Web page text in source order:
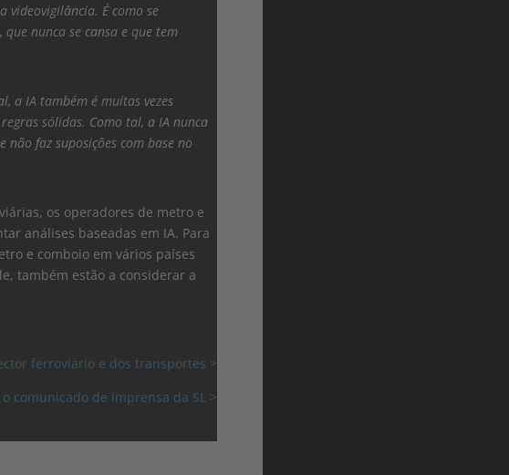
videovigilância. É como se
nunca se cansa e que tem
a IA também é muitas vezes
sólidas. Como tal, a IA nunca
faz suposições com base no
os operadores de metro e
análises baseadas em IA. Para
e comboio em vários países
também estão a considerar a
ferroviário e dos transportes >
o comunicado de imprensa da SL >